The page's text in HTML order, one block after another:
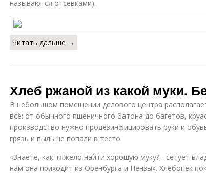
называются отсевками).
Читать дальше →
Хлеб ржаной из какой муки.
В небольшом помещении делового центра
всё: от обычного пшеничного батона до багетов,
производство нужно продезинфицировать руки и
грязь и пыль не попали в тесто.
«Знаете, как тяжело найти хорошую муку? - сетует
нам она приходит из Оренбурга и Пензы». Хлебопёк